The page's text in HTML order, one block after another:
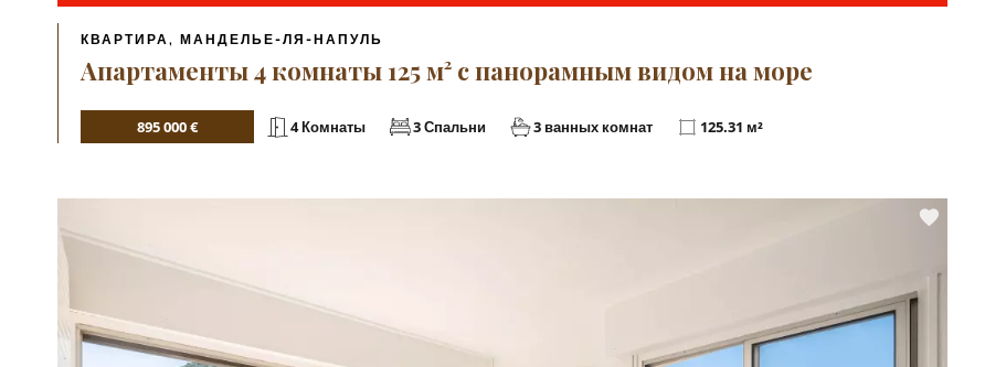
КВАРТИРА, МАНДЕЛЬЕ-ЛЯ-НАПУЛЬ
Апартаменты 4 комнаты 125 м² с панорамным видом на море
895 000 € 4 Комнаты 3 Спальни 3 ванных комнат 125.31 м²